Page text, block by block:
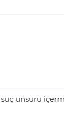
unsuru